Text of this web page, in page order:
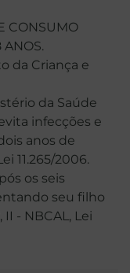
CONSUMO
ANOS.
da Criança e
da Saúde
infecções e
anos de
11.265/2006.
os seis
seu filho
- NBCAL, Lei